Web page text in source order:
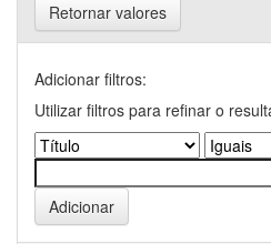
Retornar valores
Adicionar filtros:
Utilizar filtros para refinar o